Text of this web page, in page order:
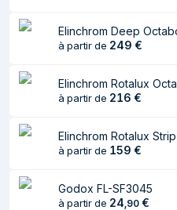
Elinchrom Deep
à partir de 249 €
Elinchrom Rotalux
à partir de 216 €
Elinchrom Rotalux Strip
à partir de 159 €
Godox FL-SF3045
à partir de 24 90 €